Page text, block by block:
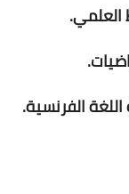
الفرنسية.